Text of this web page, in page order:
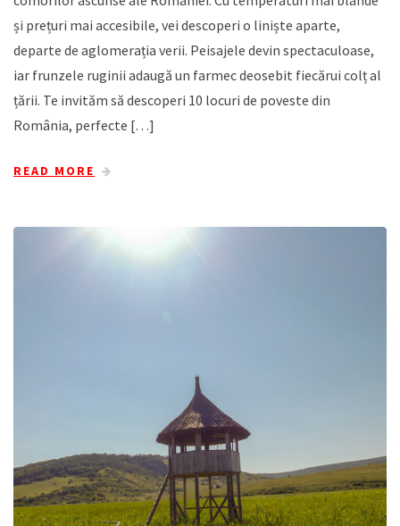
și prețuri mai accesibile, vei descoperi o liniște aparte,
departe de aglomerația verii. Peisajele devin spectaculoase,
iar frunzele ruginii adaugă un farmec deosebit fiecărui colț al
țării. Te invităm să descoperi 10 locuri de poveste din
România, perfecte […]
READ MORE